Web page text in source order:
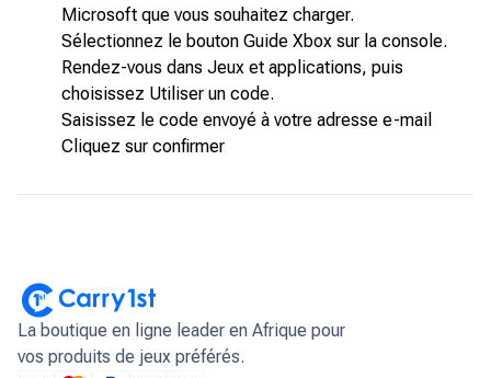
Microsoft que vous souhaitez charger.
Sélectionnez le bouton Guide Xbox sur la console.
Rendez-vous dans Jeux et applications, puis
choisissez Utiliser un code.
Saisissez le code envoyé à votre adresse e-mail
Cliquez sur confirmer
La boutique en ligne leader en Afrique pour
vos produits de jeux préférés.